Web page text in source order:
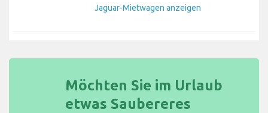
Jaguar-Mietwagen anzeigen
Möchten Sie im Urlaub
etwas Saubereres